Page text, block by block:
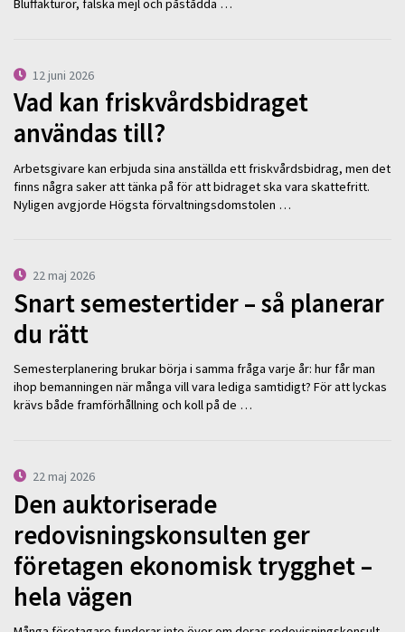
Bluffakturor, falska mejl och påstådda …
12 juni 2026
Vad kan friskvårdsbidraget
användas till?
Arbetsgivare kan erbjuda sina anställda ett friskvårdsbidrag, men det
finns några saker att tänka på för att bidraget ska vara skattefritt.
Nyligen avgjorde Högsta förvaltningsdomstolen …
22 maj 2026
Snart semestertider – så planerar
du rätt
Semesterplanering brukar börja i samma fråga varje år: hur får man
ihop bemanningen när många vill vara lediga samtidigt? För att lyckas
krävs både framförhållning och koll på de …
22 maj 2026
Den auktoriserade
redovisningskonsulten ger
företagen ekonomisk trygghet –
hela vägen